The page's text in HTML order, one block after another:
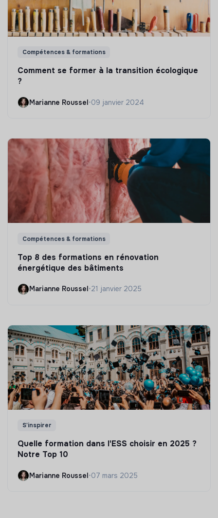
Compétences & formations
Comment se former à la transition écologique
?
Marianne Roussel•09 janvier 2024
Compétences & formations
Top 8 des formations en rénovation
énergétique des bâtiments
Marianne Roussel•21 janvier 2025
S'inspirer
Quelle formation dans l'ESS choisir en 2025 ?
Notre Top 10
Marianne Roussel•07 mars 2025